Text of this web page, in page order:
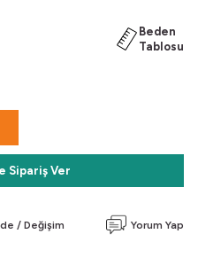
Beden
Tablosu
Sipariş Ver
/ Değişim Yorum Yap